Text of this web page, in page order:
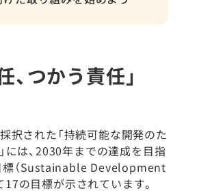
、つかう責任」
択された「持続可能な開発のた
には、2030年までの達成を目指
標（Sustainable Development
17の目標が示されています。